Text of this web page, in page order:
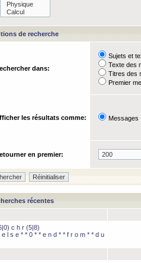
de recherche
dans:
Sujets et
Texte des
Titres des
Premier
les résultats comme: Messages
en premier:
récentes
c h r (5|8)
l s e * * 0 * * e n d * * f r o m * * d u